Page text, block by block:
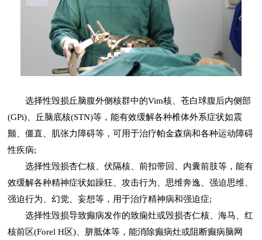
选择性毁损丘脑腹外侧核群中的Vim核、苍白球腹后内侧部
(GPi)、丘脑底核(STN)等，能有效缓解各种椎体外系症状如震
颤、僵直、肌张力障碍等，可用于治疗帕金森病和各种运动障碍
性疾病;
选择性毁损杏仁核、伏隔核、前扣带回、内囊前肢等，能有
效缓解各种精神症状如躁狂、攻击行为、思维奔逸、强迫思维、
强迫行为、幻觉、妄想等，用于治疗精神病和强迫症;
选择性毁损导致癫病发作的致痫灶或毁损杏仁核、海马、红
核前区(Forel H区)、胼胝体等，能消除癫病灶或阻断癫病脑网